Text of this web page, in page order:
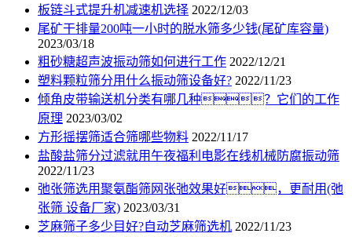
板链斗式提升机减速机选择 2022/12/03
尾矿干排量200吨一小时的脱水筛多少钱(尾矿库容量)
2023/03/18
粗砂糖超声波振动筛如何进行工作 2022/12/21
塑料颗粒筛分用什么振动筛设备好? 2022/11/23
倾角皮带输送机分类有哪几种？它们的工作
原理 2023/03/02
方形摇摆筛适合筛哪些物料 2022/11/17
盐酸盐筛分过滤就用午夜福利电影在线机械防腐振动筛
2022/11/23
弛张筛选用聚氨酯筛网张弛效果好，更耐用(弛
张筛 设备厂家) 2023/03/31
芝麻筛子多少目好?自动芝麻筛选机 2022/11/23